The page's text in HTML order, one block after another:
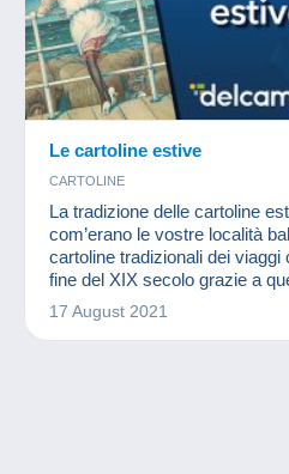
Le cartoline estive
CARTOLINE
La tradizione delle cartoline
com’erano le vostre località
cartoline tradizionali dei
fine del XIX secolo grazie a
mondo del collezionismo”.
17 August 2021